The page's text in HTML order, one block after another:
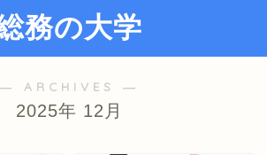
務の大学
― ARCHIVES ―
2025年 12月